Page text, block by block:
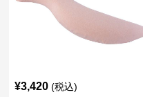
¥3,420 (税込)